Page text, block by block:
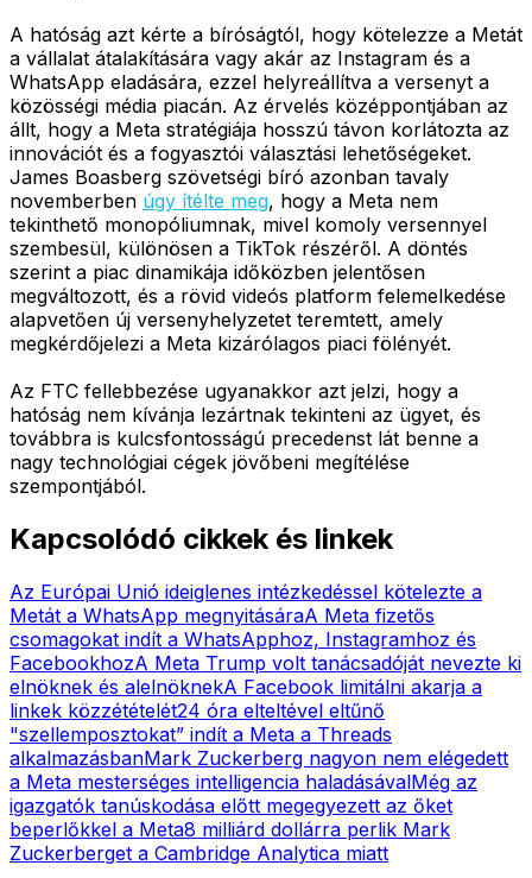
A hatóság azt kérte a bíróságtól, hogy kötelezze a Metát
a vállalat átalakítására vagy akár az Instagram és a
WhatsApp eladására, ezzel helyreállítva a versenyt a
közösségi média piacán. Az érvelés középpontjában az
állt, hogy a Meta stratégiája hosszú távon korlátozta az
innovációt és a fogyasztói választási lehetőségeket.
James Boasberg szövetségi bíró azonban tavaly
novemberben úgy ítélte meg, hogy a Meta nem
tekinthető monopóliumnak, mivel komoly versennyel
szembesül, különösen a TikTok részéről. A döntés
szerint a piac dinamikája időközben jelentősen
megváltozott, és a rövid videós platform felemelkedése
alapvetően új versenyhelyzetet teremtett, amely
megkérdőjelezi a Meta kizárólagos piaci fölényét.
Az FTC fellebbezése ugyanakkor azt jelzi, hogy a
hatóság nem kívánja lezártnak tekinteni az ügyet, és
továbbra is kulcsfontosságú precedenst lát benne a
nagy technológiai cégek jövőbeni megítélése
szempontjából.
Kapcsolódó cikkek és linkek
Az Európai Unió ideiglenes intézkedéssel kötelezte a
Metát a WhatsApp megnyitásáraA Meta fizetős
csomagokat indít a WhatsApphoz, Instagramhoz és
FacebookhozA Meta Trump volt tanácsadóját nevezte ki
elnöknek és alelnöknekA Facebook limitálni akarja a
linkek közzétételét24 óra elteltével eltűnő
"szellemposztokat” indít a Meta a Threads
alkalmazásbanMark Zuckerberg nagyon nem elégedett
a Meta mesterséges intelligencia haladásávalMég az
igazgatók tanúskodása előtt megegyezett az őket
beperlőkkel a Meta8 milliárd dollárra perlik Mark
Zuckerberget a Cambridge Analytica miatt